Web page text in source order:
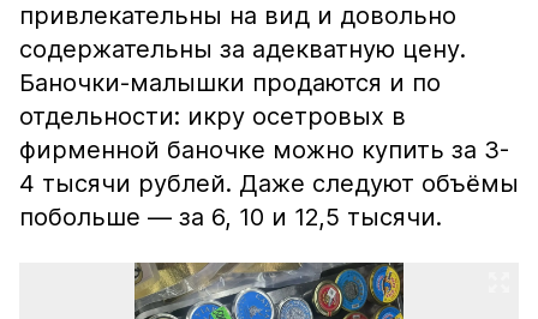
привлекательны на вид и довольно
содержательны за адекватную цену.
Баночки-малышки продаются и по
отдельности: икру осетровых в
фирменной баночке можно купить за 3-
4 тысячи рублей. Даже следуют объёмы
побольше — за 6, 10 и 12,5 тысячи.